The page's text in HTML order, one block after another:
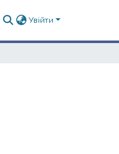
Увійти